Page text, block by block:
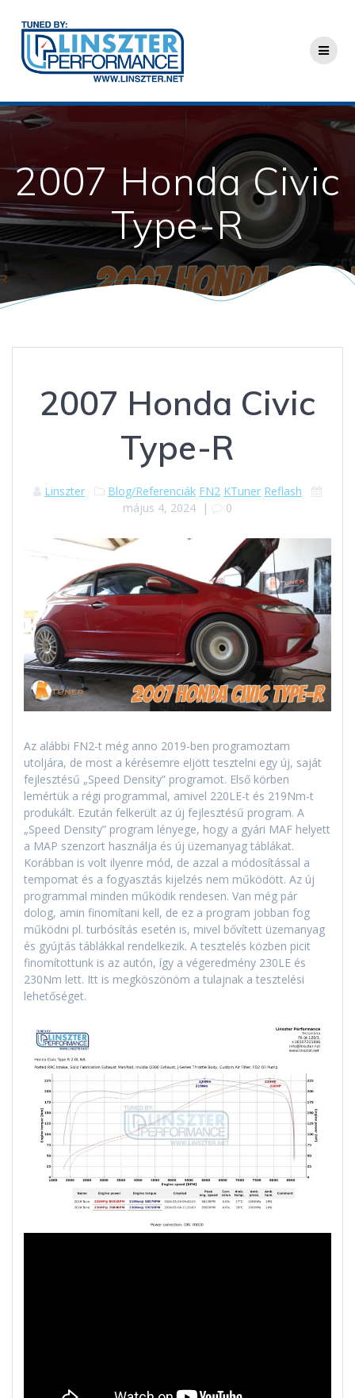
content
2007 Honda Civic
Type-R
2007 Honda Civic
Type-R
Linszter Blog/Referenciák FN2 KTuner Reflash
május 4, 2024 | 0
Az alábbi FN2-t még anno 2019-ben programoztam
utoljára, de most a kérésemre eljött tesztelni egy új, saját
fejlesztésű „Speed Density” programot. Első körben
lemértük a régi programmal, amivel 220LE-t és 219Nm-t
produkált. Ezután felkerült az új fejlesztésű program. A
„Speed Density” program lényege, hogy a gyári MAF helyett
a MAP szenzort használja és új üzemanyag táblákat.
Korábban is volt ilyenre mód, de azzal a módosítással a
tempomat és a fogyasztás kijelzés nem működött. Az új
programmal minden működik rendesen. Van még pár
dolog, amin finomítani kell, de ez a program jobban fog
működni pl. turbósítás esetén is, mivel bővített üzemanyag
és gyújtás táblákkal rendelkezik. A tesztelés közben picit
finomítottunk is az autón, így a végeredmény 230LE és
230Nm lett. Itt is megköszönöm a tulajnak a tesztelési
lehetőséget.